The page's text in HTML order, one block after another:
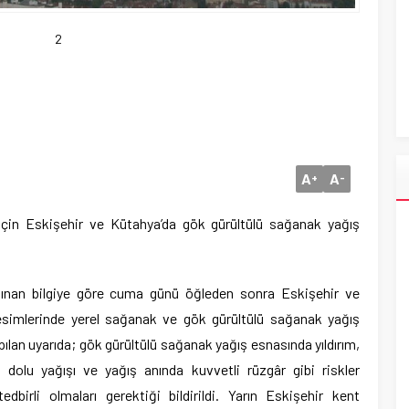
2
A+ A-
Eskişehir ve Kütahya’da gök gürültülü sağanak yağış
bilgiye göre cuma günü öğleden sonra Eskişehir ve
yerel sağanak ve gök gürültülü sağanak yağış
uyarıda; gök gürültülü sağanak yağış esnasında yıldırım,
yağışı ve yağış anında kuvvetli rüzgâr gibi riskler
olmaları gerektiği bildirildi. Yarın Eskişehir kent